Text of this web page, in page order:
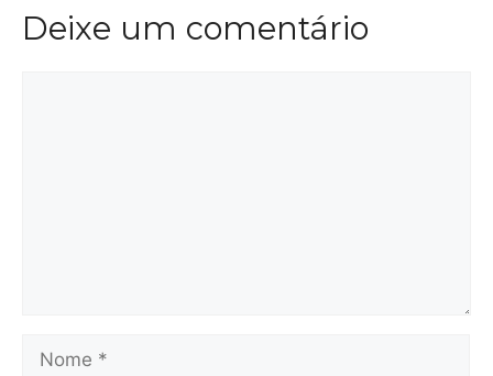
Deixe um comentário